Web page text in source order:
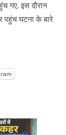
गए. इस दौरान
पहुंच घटना के बारे